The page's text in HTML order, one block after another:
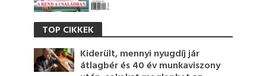
TOP CIKKEK
Kiderült, mennyi nyugdíj jár
átlagbér és 40 év munkaviszony